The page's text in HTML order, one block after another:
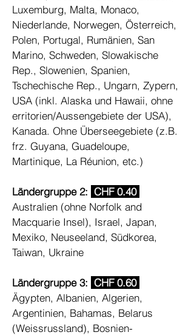
Luxemburg, Malta, Monaco,
Niederlande, Norwegen, Österreich,
Polen, Portugal, Rumänien, San
Marino, Schweden, Slowakische
Rep., Slowenien, Spanien,
Tschechische Rep., Ungarn, Zypern,
USA (inkl. Alaska und Hawaii, ohne
erritorien/Aussengebiete der USA),
Kanada. Ohne Überseegebiete (z.B.
frz. Guyana, Guadeloupe,
Martinique, La Réunion, etc.)
Ländergruppe 2: CHF 0.40
Australien (ohne Norfolk and
Macquarie Insel), Israel, Japan,
Mexiko, Neuseeland, Südkorea,
Taiwan, Ukraine
Ländergruppe 3: CHF 0.60
Ägypten, Albanien, Algerien,
Argentinien, Bahamas, Belarus
(Weissrussland), Bosnien-